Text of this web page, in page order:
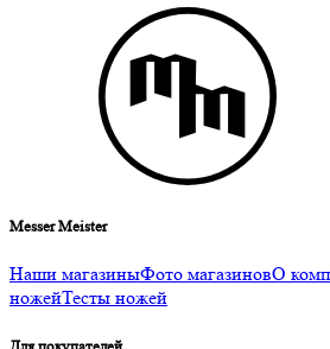
Messer Meister
Наши магазиныФото магазиновО
ножейТесты ножей
Для покупателей